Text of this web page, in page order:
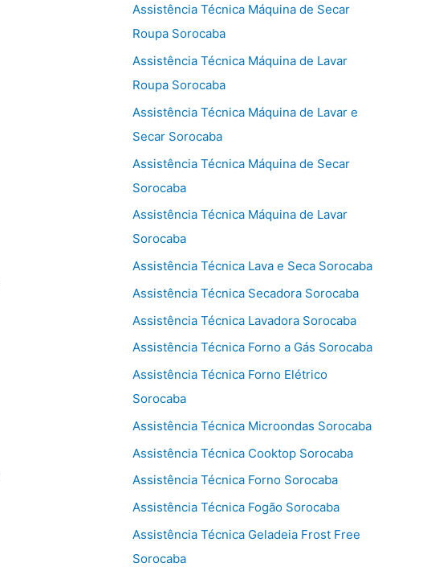
Assistência Técnica Máquina de Secar
Roupa Sorocaba
Assistência Técnica Máquina de Lavar
Roupa Sorocaba
Assistência Técnica Máquina de Lavar e
Secar Sorocaba
Assistência Técnica Máquina de Secar
Sorocaba
Assistência Técnica Máquina de Lavar
Sorocaba
Assistência Técnica Lava e Seca Sorocaba
Assistência Técnica Secadora Sorocaba
Assistência Técnica Lavadora Sorocaba
Assistência Técnica Forno a Gás Sorocaba
Assistência Técnica Forno Elétrico
Sorocaba
Assistência Técnica Microondas Sorocaba
Assistência Técnica Cooktop Sorocaba
Assistência Técnica Forno Sorocaba
Assistência Técnica Fogão Sorocaba
Assistência Técnica Geladeia Frost Free
Sorocaba